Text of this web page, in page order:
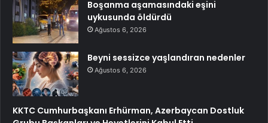
Boşanma aşamasındaki eşini
uykusunda öldürdü
Ağustos 6, 2026
Beyni sessizce yaşlandıran nedenler
Ağustos 6, 2026
KKTC Cumhurbaşkanı Erhürman, Azerbaycan Dostluk